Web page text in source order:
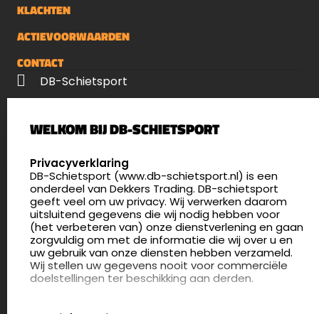
KLACHTEN
ACTIEVOORWAARDEN
CONTACT
DB-Schietsport
5411 LX Zeeland
4.8
175 beoordelingen
info@db-schietsport.nl
Openingstijden
Dinsdag en donderdag: 13:00 - 17:00 én 18:00 - 21:00
uur
WELKOM BIJ DB-SCHIETSPORT
SELECT LANGUAGE
Privacyverklaring
DB-Schietsport (www.db-schietsport.nl) is een
onderdeel van Dekkers Trading. DB-schietsport
geeft veel om uw privacy. Wij verwerken daarom
uitsluitend gegevens die wij nodig hebben voor
(het verbeteren van) onze dienstverlening en gaan
zorgvuldig om met de informatie die wij over u en
uw gebruik van onze diensten hebben verzameld.
Wij stellen uw gegevens nooit voor commerciële
doelstellingen ter beschikking aan derden.